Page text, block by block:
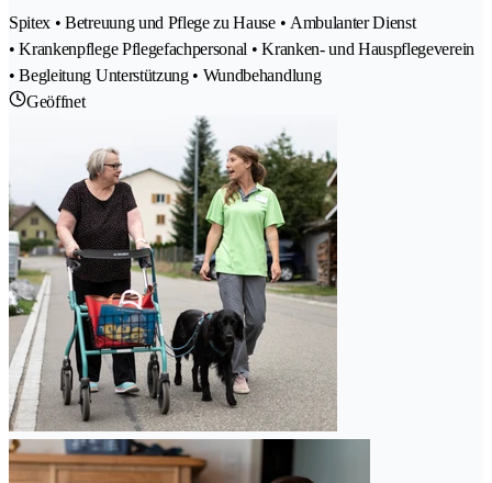
Spitex • Betreuung und Pflege zu Hause • Ambulanter Dienst
• Krankenpflege Pflegefachpersonal • Kranken- und Hauspflegeverein
• Begleitung Unterstützung • Wundbehandlung
Geöffnet